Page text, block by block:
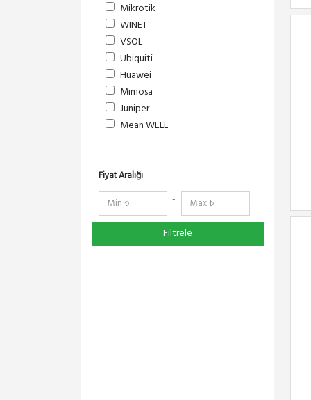
Mikrotik
WINET
VSOL
Ubiquiti
Huawei
Mimosa
Juniper
Mean WELL
RedLine
RF Elements
NetElastic
Paessler
TENDA
Fiyat Aralığı
-
Filtrele